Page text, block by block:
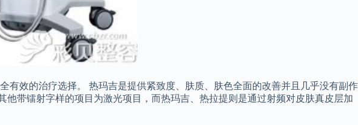
有效的治疗选择。 热玛吉是提供紧致度、肤质、肤色全面的改善并且几乎没有副作
带镭射字样的项目为激光项目，而热玛吉、热拉提则是通过射频对皮肤真皮层加